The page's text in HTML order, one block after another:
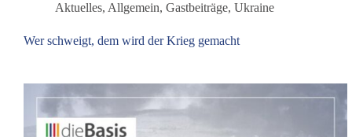
Aktuelles, Allgemein, Gastbeiträge, Ukraine
Wer schweigt, dem wird der Krieg gemacht